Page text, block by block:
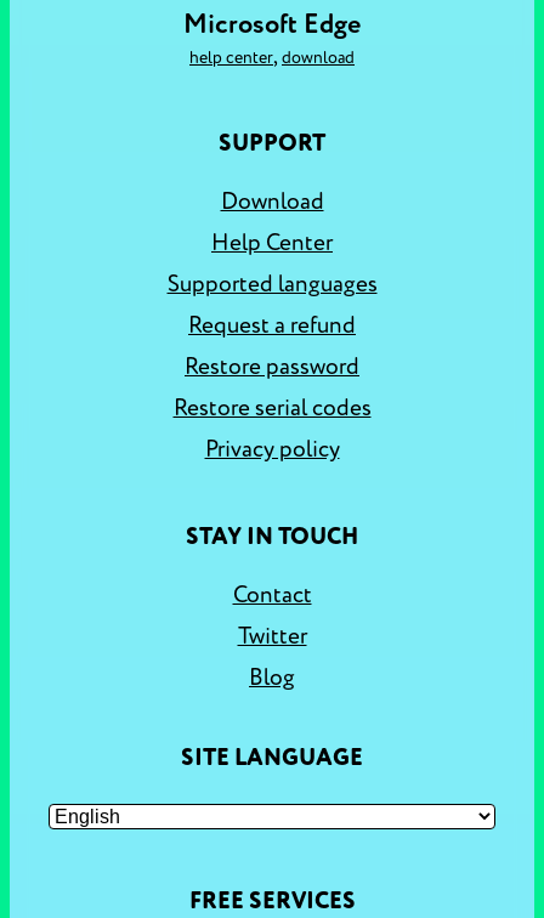
Microsoft Edge
help center, download
SUPPORT
Download
Help Center
Supported languages
Request a refund
Restore password
Restore serial codes
Privacy policy
STAY IN TOUCH
Contact
Twitter
Blog
SITE LANGUAGE
FREE SERVICES